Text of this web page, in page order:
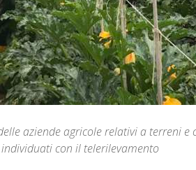
aziende agricole relativi a terreni e
con il telerilevamento